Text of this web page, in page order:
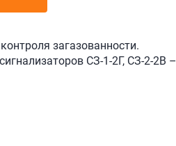
загазованности.
СЗ-1-2Г, СЗ-2-2В –